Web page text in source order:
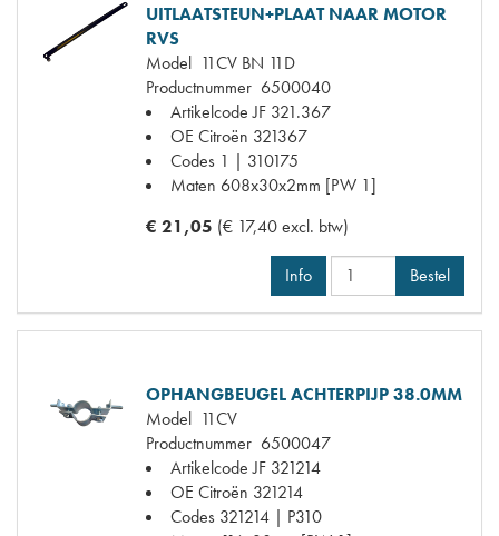
UITLAATSTEUN+PLAAT NAAR MOTOR
RVS
Model 11CV BN 11D
Productnummer 6500040
Artikelcode JF 321.367
OE Citroën 321367
Codes 1 | 310175
Maten 608x30x2mm [PW 1]
€ 21,05 (€ 17,40 excl. btw)
Info Bestel
OPHANGBEUGEL ACHTERPIJP 38.0MM
Model 11CV
Productnummer 6500047
Artikelcode JF 321214
OE Citroën 321214
Codes 321214 | P310